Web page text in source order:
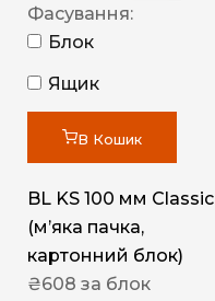
Фасування:
Блок
Ящик
В Кошик
BL KS 100 мм Classic
(м’яка пачка,
картонний блок)
₴608 за блок